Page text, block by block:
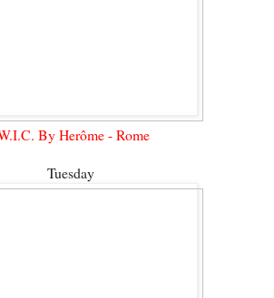
By Herôme - Rome
Tuesday